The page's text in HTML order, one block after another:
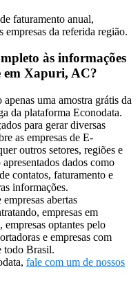
faturamento anual,
da referida região.
às informações
em Xapuri, AC?
uma amostra grátis da
da plataforma Econodata.
para gerar diversas
as empresas de E-
outros setores, regiões e
dados como
contatos, faturamento e
informações.
abertas
empresas em
optantes pelo
e empresas com
todo Brasil.
fale com um de nossos